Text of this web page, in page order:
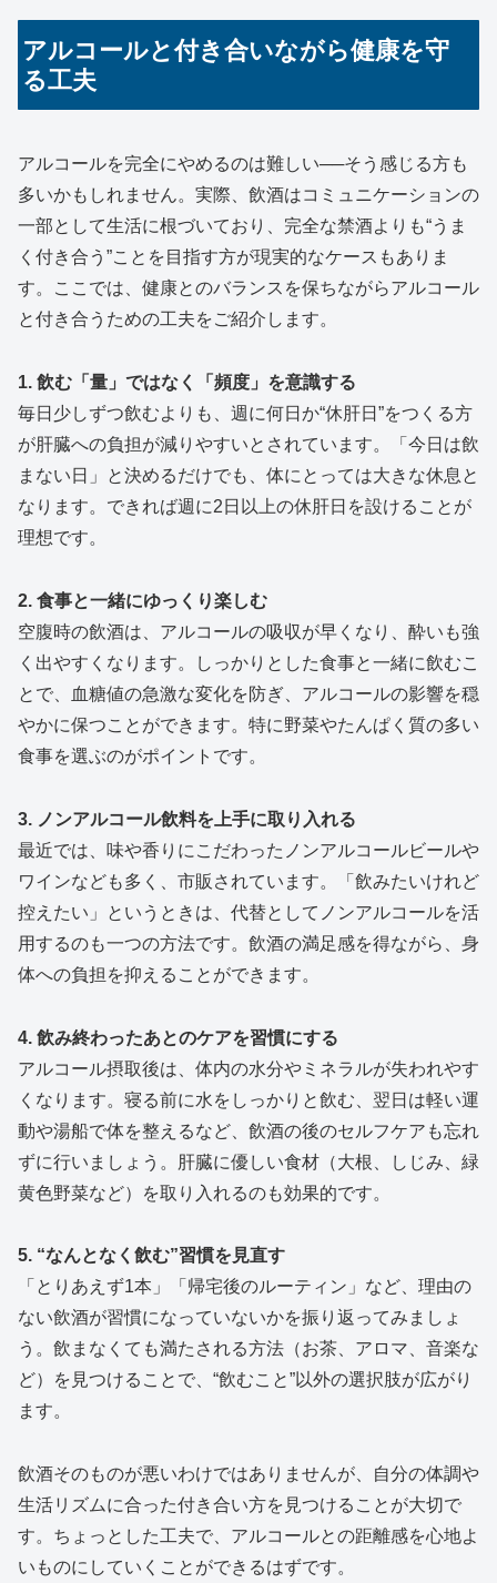
アルコールと付き合いながら健康を守
る工夫
アルコールを完全にやめるのは難しい──そう感じる方も
多いかもしれません。実際、飲酒はコミュニケーションの
一部として生活に根づいており、完全な禁酒よりも“うま
く付き合う”ことを目指す方が現実的なケースもありま
す。ここでは、健康とのバランスを保ちながらアルコール
と付き合うための工夫をご紹介します。
1. 飲む「量」ではなく「頻度」を意識する
毎日少しずつ飲むよりも、週に何日か“休肝日”をつくる方
が肝臓への負担が減りやすいとされています。「今日は飲
まない日」と決めるだけでも、体にとっては大きな休息と
なります。できれば週に2日以上の休肝日を設けることが
理想です。
2. 食事と一緒にゆっくり楽しむ
空腹時の飲酒は、アルコールの吸収が早くなり、酔いも強
く出やすくなります。しっかりとした食事と一緒に飲むこ
とで、血糖値の急激な変化を防ぎ、アルコールの影響を穏
やかに保つことができます。特に野菜やたんぱく質の多い
食事を選ぶのがポイントです。
3. ノンアルコール飲料を上手に取り入れる
最近では、味や香りにこだわったノンアルコールビールや
ワインなども多く、市販されています。「飲みたいけれど
控えたい」というときは、代替としてノンアルコールを活
用するのも一つの方法です。飲酒の満足感を得ながら、身
体への負担を抑えることができます。
4. 飲み終わったあとのケアを習慣にする
アルコール摂取後は、体内の水分やミネラルが失われやす
くなります。寝る前に水をしっかりと飲む、翌日は軽い運
動や湯船で体を整えるなど、飲酒の後のセルフケアも忘れ
ずに行いましょう。肝臓に優しい食材（大根、しじみ、緑
黄色野菜など）を取り入れるのも効果的です。
5. “なんとなく飲む”習慣を見直す
「とりあえず1本」「帰宅後のルーティン」など、理由の
ない飲酒が習慣になっていないかを振り返ってみましょ
う。飲まなくても満たされる方法（お茶、アロマ、音楽な
ど）を見つけることで、“飲むこと”以外の選択肢が広がり
ます。
飲酒そのものが悪いわけではありませんが、自分の体調や
生活リズムに合った付き合い方を見つけることが大切で
す。ちょっとした工夫で、アルコールとの距離感を心地よ
いものにしていくことができるはずです。